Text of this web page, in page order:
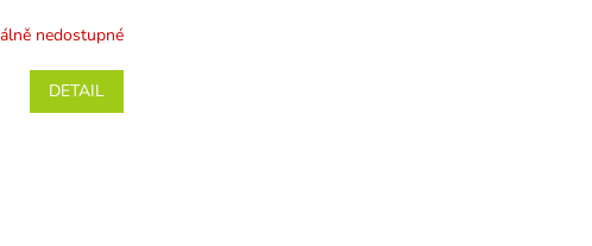
nedostupné
DETAIL